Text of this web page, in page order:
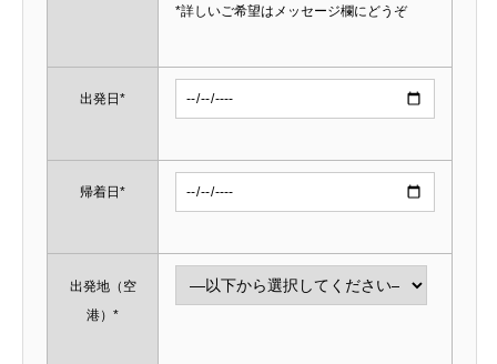
*詳しいご希望はメッセージ欄にどうぞ
出発日*
帰着日*
出発地（空
港）*